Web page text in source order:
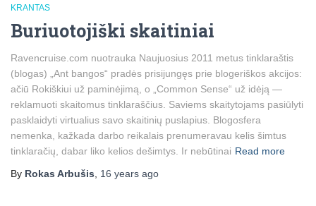
KRANTAS
Buriuotojiški skaitiniai
Ravencruise.com nuotrauka Naujuosius 2011 metus tinklaraštis
(blogas) „Ant bangos“ pradės prisijungęs prie blogeriškos akcijos:
ačiū Rokiškiui už paminėjimą, o „Common Sense“ už idėją —
reklamuoti skaitomus tinklaraščius. Saviems skaitytojams pasiūlyti
pasklaidyti virtualius savo skaitinių puslapius. Blogosfera
nemenka, kažkada darbo reikalais prenumeravau kelis šimtus
tinklaračių, dabar liko kelios dešimtys. Ir nebūtinai Read more
By Rokas Arbušis 16 years ago